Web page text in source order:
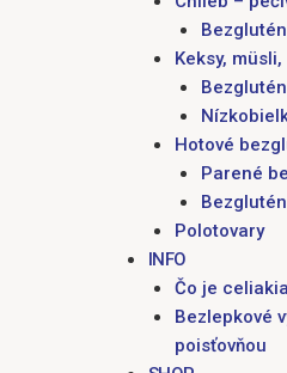
Keksy,
Hotové
Parené
Polotovary
INFO
Čo je celiakia
Bezlepkové
poisťovňou